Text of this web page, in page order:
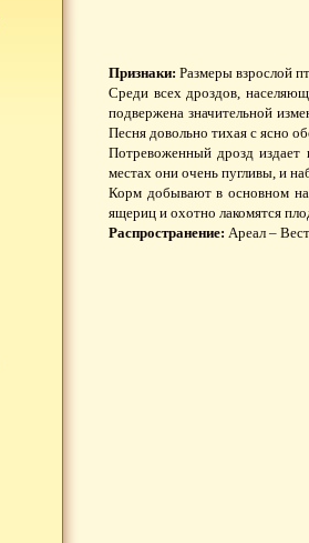
Признаки: Размеры взрослой
Среди всех дроздов,
подвержена значительной
Песня довольно тихая с ясно
Потревоженный дрозд издает
местах они очень пугливы, и
Корм добывают в основном на
ящериц и охотно лакомятся
Распространение: Ареал –